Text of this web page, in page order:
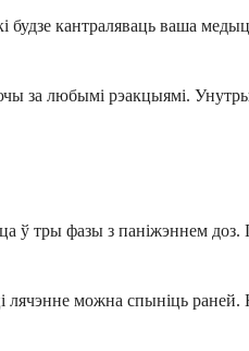
будзе кантраляваць ваша
за любымі рэакцыямі.
ў тры фазы з паніжэннем доз.
можна спыніць раней.